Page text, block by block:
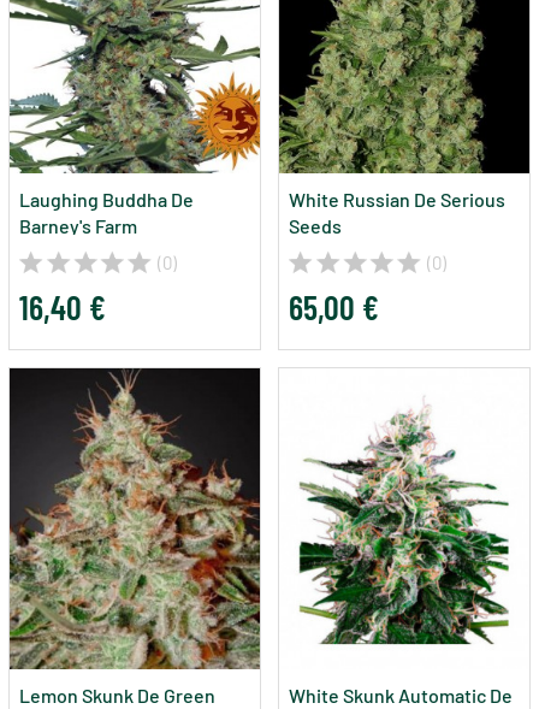
Laughing Buddha De
Barney's Farm
(0)
16,40 €
White Russian De Serious
Seeds
(0)
65,00 €
Lemon Skunk De Green
White Skunk Automatic De